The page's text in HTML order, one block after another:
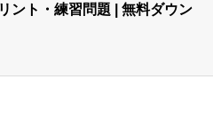
ント・練習問題 | 無料ダウン